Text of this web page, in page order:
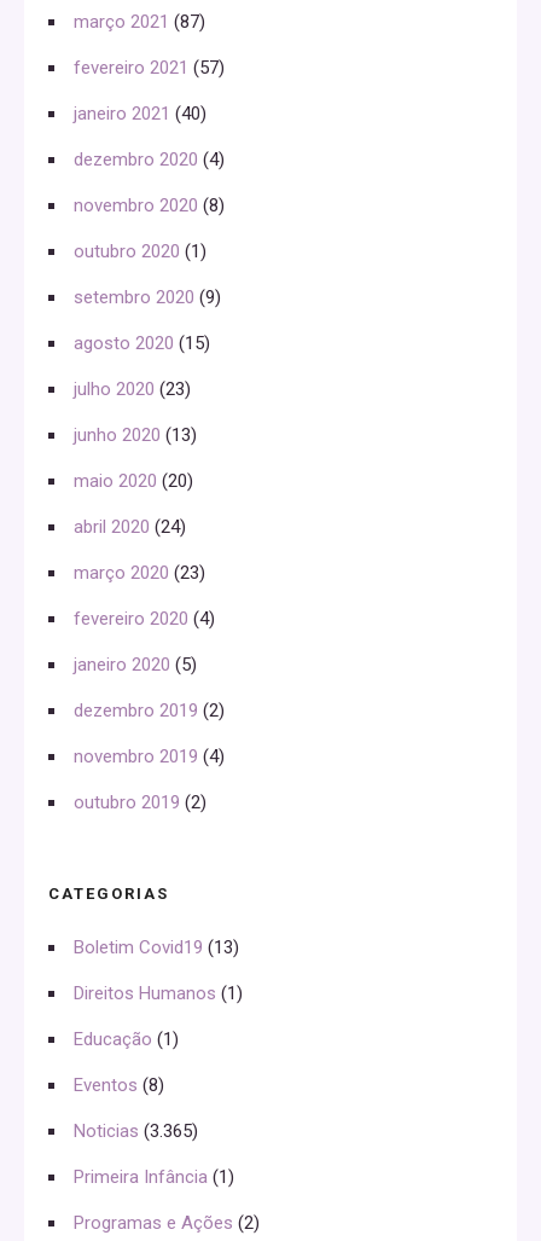
março 2021 (87)
fevereiro 2021 (57)
janeiro 2021 (40)
dezembro 2020 (4)
novembro 2020 (8)
outubro 2020 (1)
setembro 2020 (9)
agosto 2020 (15)
julho 2020 (23)
junho 2020 (13)
maio 2020 (20)
abril 2020 (24)
março 2020 (23)
fevereiro 2020 (4)
janeiro 2020 (5)
dezembro 2019 (2)
novembro 2019 (4)
outubro 2019 (2)
CATEGORIAS
Boletim Covid19 (13)
Direitos Humanos (1)
Educação (1)
Eventos (8)
Noticias (3.365)
Primeira Infância (1)
Programas e Ações (2)